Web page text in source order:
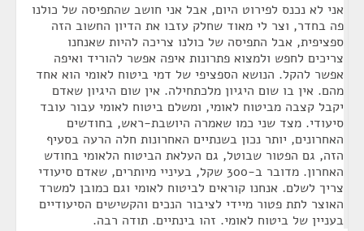
אני לא נכנס לפירוט היום, אבל אני חושב שהתפיסה של כולנו
פה בחדר, וצר לי מאוד שחלק עזבו את הדיון החשוב הזה
ספציפית, אבל התפיסה של כולנו צריכה להיות שאנחנו
צריכים לחפש ולמצוא פתרונות איפה אפשר להוריד ואיפה
אפשר להקל. הנושא הספציפי של דמי ביטוח לאומי הוא אחד
מהם. אין בו שום היגיון מלכתחילה. אין שום היגיון שאדם
יקבל קצבה מביטוח לאומי, ומשלם ביטוח לאומי עבור עובד
סיעודי. מצד שני כמו שאמרה היושבת-ראש, בחודשים
האחרונים, יותר נכון בשנתיים האחרונות חלה הרעה בסעיף
הזה, גם הפטור שבוטל, גם העלאת הביטוח הלאומי בחודש
האחרון. מדובר ב-300 שקל, בעיניי מיותרים, שאדם סיעודי
צריך לשלם. אנחנו קוראים לביטוח לאומי וגם כמובן למשרד
האוצר לתת פטור מיידי לציבור הנכים והקשישים הסיעודיים
בעניין של ביטוח לאומי. זהו בינתיים. תודה רבה.